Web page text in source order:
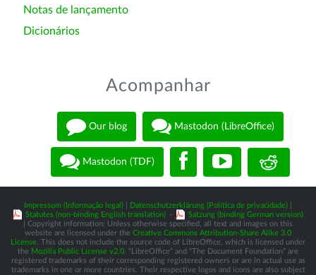
Notas de lançamento
Dicionários
Acompanhar
Our blog Mastodon (LibreOffice)
Mastodon (TDF)
Impressum (Informação legal) Datenschutzerklärung (Política de privacidade)
Statutes (non-binding English translation) -
Satzung (binding German version)
| Copyright information: Unless otherwise specified, all text and images on this
website are licensed under the Creative Commons Attribution-Share Alike 3.0
License . This does not include the source code of LibreOffice, which is licensed under
the Mozilla Public License v2.0 . “LibreOffice” and “The Document Foundation” are
registered trademarks of their corresponding registered owners or are in actual use as
trademarks in one or more countries. Their respective logos and icons are also subject